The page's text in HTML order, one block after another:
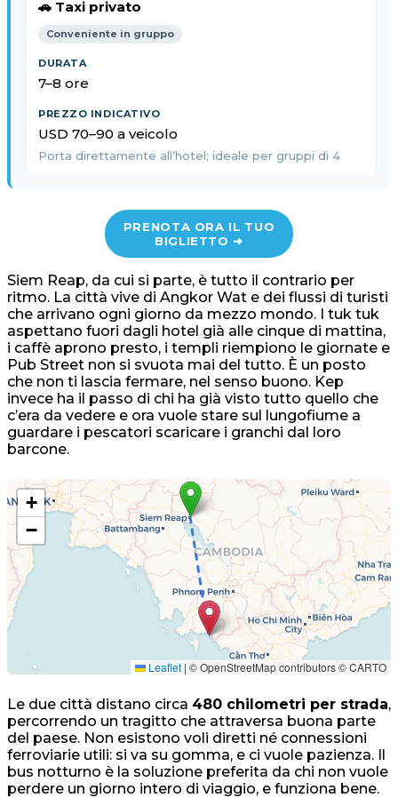
🚗 Taxi privato
Conveniente in gruppo
7–8 ore
USD 70–90 a veicolo
Porta direttamente all’hotel; ideale per gruppi di 4
PRENOTA ORA IL TUO
BIGLIETTO ➜
Siem Reap, da cui si parte, è tutto il contrario per
ritmo. La città vive di Angkor Wat e dei flussi di turisti
che arrivano ogni giorno da mezzo mondo. I tuk tuk
aspettano fuori dagli hotel già alle cinque di mattina,
i caffè aprono presto, i templi riempiono le giornate e
Pub Street non si svuota mai del tutto. È un posto
che non ti lascia fermare, nel senso buono. Kep
invece ha il passo di chi ha già visto tutto quello che
c’era da vedere e ora vuole stare sul lungofiume a
guardare i pescatori scaricare i granchi dal loro
barcone.
+
−
Leaflet | © OpenStreetMap contributors © CARTO
Le due città distano circa 480 chilometri per strada,
percorrendo un tragitto che attraversa buona parte
del paese. Non esistono voli diretti né connessioni
ferroviarie utili: si va su gomma, e ci vuole pazienza. Il
bus notturno è la soluzione preferita da chi non vuole
perdere un giorno intero di viaggio, e funziona bene.